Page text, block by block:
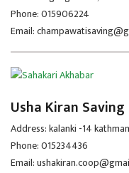
Phone: 015906224
Email:
Usha Kiran
Address: kalanki -14
Phone: 015234436
Email: